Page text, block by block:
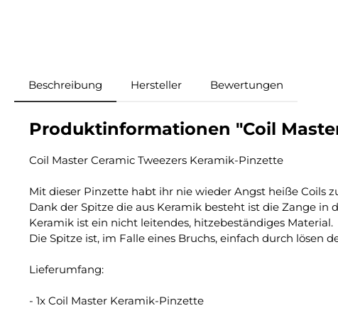
Beschreibung Hersteller Bewertungen
Produktinformationen "Coil
Coil Master Ceramic Tweezers Keramik-Pinzette
Mit dieser Pinzette habt ihr nie wieder Angst heiße Coils
Dank der Spitze die aus Keramik besteht ist die Zange
Keramik ist ein nicht leitendes, hitzebeständiges Material.
Die Spitze ist, im Falle eines Bruchs, einfach durch lösen
Lieferumfang:
- 1x Coil Master Keramik-Pinzette